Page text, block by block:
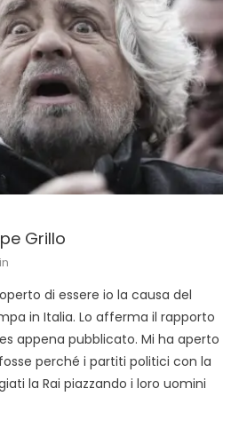
Grillo
di essere io la causa del
in Italia. Lo afferma il rapporto
appena pubblicato. Mi ha aperto
perché i partiti politici con la
la Rai piazzando i loro uomini